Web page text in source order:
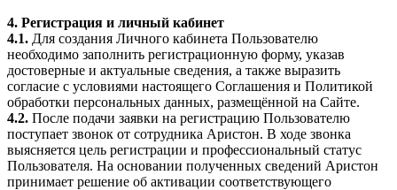
4. Регистрация и личный кабинет
4.1. Для создания Личного кабинета Пользователю
необходимо заполнить регистрационную форму, указав
достоверные и актуальные сведения, а также выразить
согласие с условиями настоящего Соглашения и Политикой
обработки персональных данных, размещённой на Сайте.
4.2. После подачи заявки на регистрацию Пользователю
поступает звонок от сотрудника Аристон. В ходе звонка
выясняется цель регистрации и профессиональный статус
Пользователя. На основании полученных сведений Аристон
принимает решение об активации соответствующего